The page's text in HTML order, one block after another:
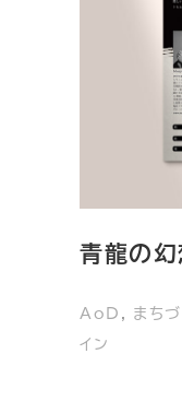
青龍の幻
AoD , まちづ
イン